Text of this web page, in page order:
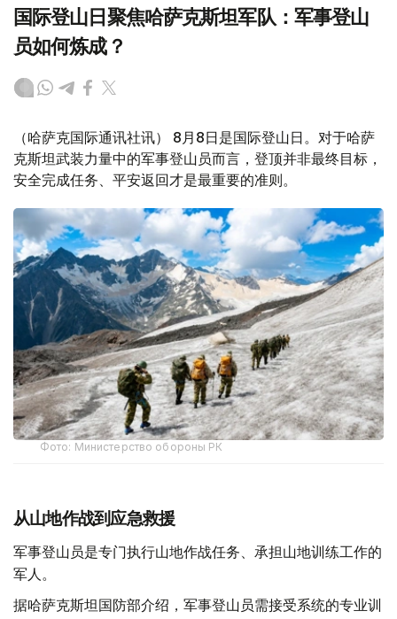
国际登山日聚焦哈萨克斯坦军队：军事登山
员如何炼成？
（哈萨克国际通讯社讯） 8月8日是国际登山日。对于哈萨
克斯坦武装力量中的军事登山员而言，登顶并非最终目标，
安全完成任务、平安返回才是最重要的准则。
Фото: Министерство обороны РК
从山地作战到应急救援
军事登山员是专门执行山地作战任务、承担山地训练工作的
军人。
据哈萨克斯坦国防部介绍，军事登山员需接受系统的专业训